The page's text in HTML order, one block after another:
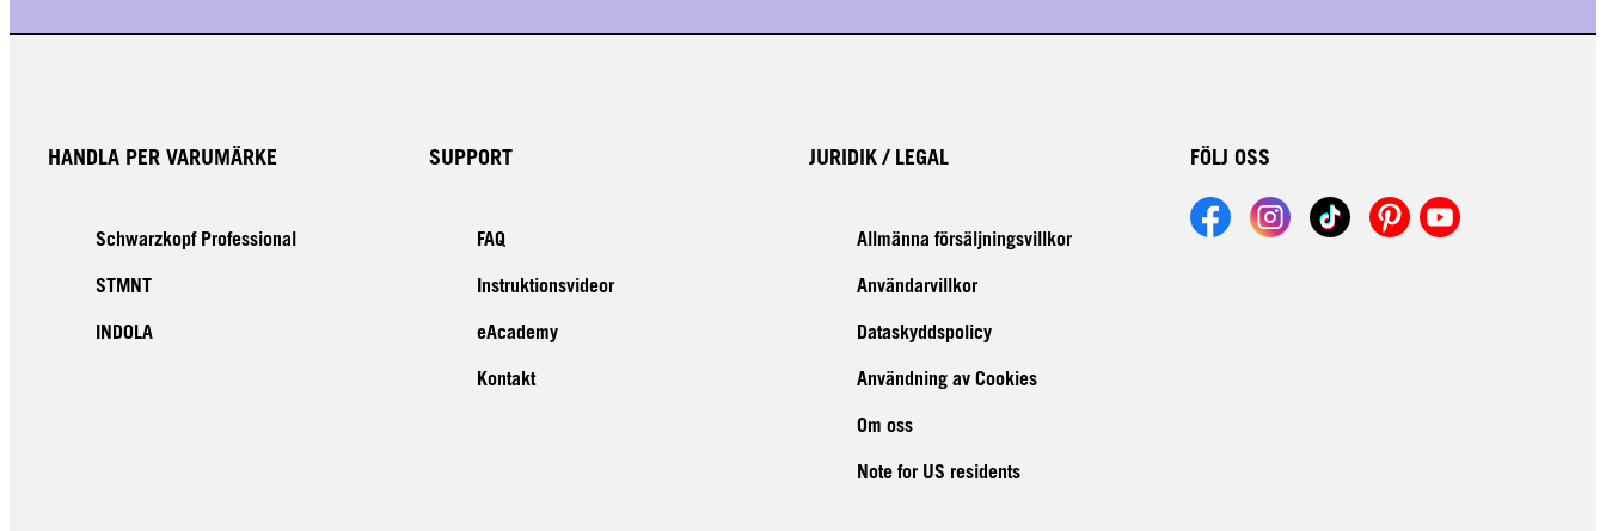
HANDLA PER VARUMÄRKE
Schwarzkopf Professional
STMNT
INDOLA
SUPPORT
FAQ
Instruktionsvideor
eAcademy
Kontakt
JURIDIK / LEGAL
Allmänna försäljningsvillkor
Användarvillkor
Dataskyddspolicy
Användning av Cookies
Om oss
Note for US residents
FÖLJ OSS